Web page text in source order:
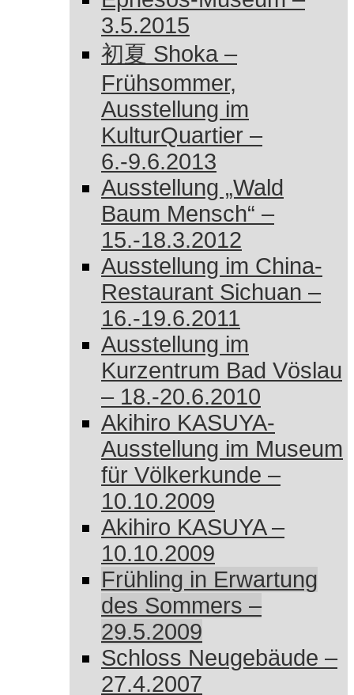
3.5.2015
初夏 Shoka –
Frühsommer,
Ausstellung im
KulturQuartier –
6.-9.6.2013
Ausstellung „Wald
Baum Mensch“ –
15.-18.3.2012
Ausstellung im China-
Restaurant Sichuan –
16.-19.6.2011
Ausstellung im
Kurzentrum Bad Vöslau
– 18.-20.6.2010
Akihiro KASUYA-
Ausstellung im Museum
für Völkerkunde –
10.10.2009
Akihiro KASUYA –
10.10.2009
Frühling in Erwartung
des Sommers –
29.5.2009
Schloss Neugebäude –
27.4.2007